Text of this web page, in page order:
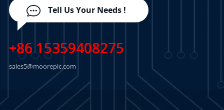
Tell Us Your Needs !
+86 15359408275
sales5@mooreplc.com